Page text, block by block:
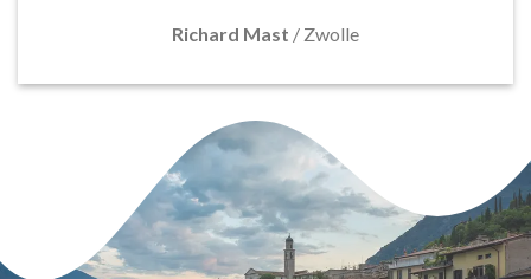
Richard Mast / Zwolle